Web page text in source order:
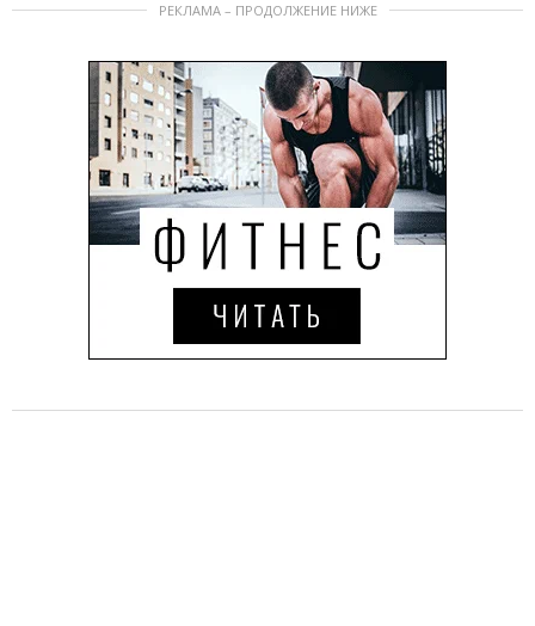
РЕКЛАМА – ПРОДОЛЖЕНИЕ НИЖЕ